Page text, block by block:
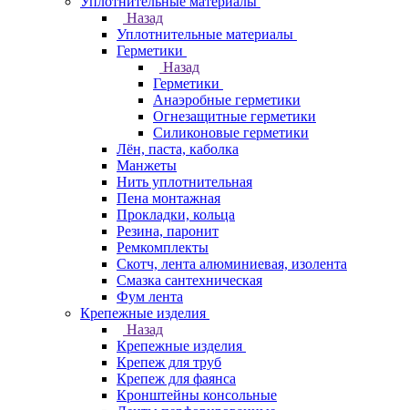
Назад
Уплотнительные материалы
Герметики
Назад
Герметики
Анаэробные герметики
Огнезащитные герметики
Силиконовые герметики
Лён, паста, каболка
Манжеты
Нить уплотнительная
Пена монтажная
Прокладки, кольца
Резина, паронит
Ремкомплекты
Скотч, лента алюминиевая, изолента
Смазка сантехническая
Фум лента
Крепежные изделия
Назад
Крепежные изделия
Крепеж для труб
Крепеж для фаянса
Кронштейны консольные